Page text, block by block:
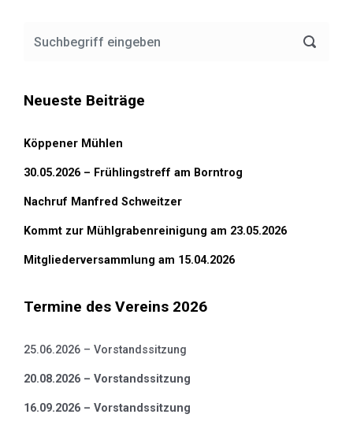
Neueste Beiträge
Köppener Mühlen
30.05.2026 – Frühlingstreff am Borntrog
Nachruf Manfred Schweitzer
Kommt zur Mühlgrabenreinigung am 23.05.2026
Mitgliederversammlung am 15.04.2026
Termine des Vereins 2026
25.06.2026 – Vorstandssitzung
20.08.2026 – Vorstandssitzung
16.09.2026 – Vorstandssitzung